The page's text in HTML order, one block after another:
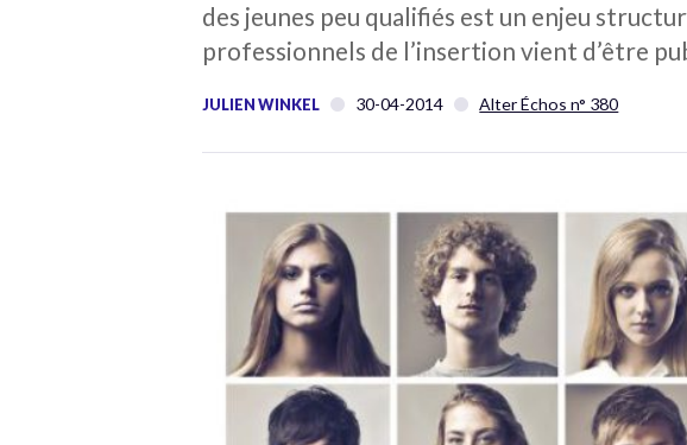
des jeunes peu qualifiés est un enjeu
professionnels de l’insertion vient d’être
JULIEN WINKEL 30-04-2014 Alter Échos n° 380